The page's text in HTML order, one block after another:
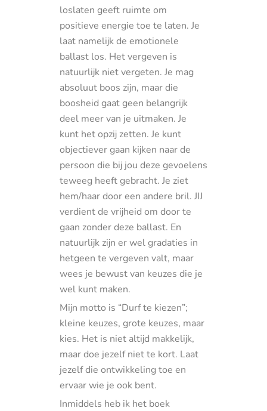
loslaten geeft ruimte om
positieve energie toe te laten. Je
laat namelijk de emotionele
ballast los. Het vergeven is
natuurlijk niet vergeten. Je mag
absoluut boos zijn, maar die
boosheid gaat geen belangrijk
deel meer van je uitmaken. Je
kunt het opzij zetten. Je kunt
objectiever gaan kijken naar de
persoon die bij jou deze gevoelens
teweeg heeft gebracht. Je ziet
hem/haar door een andere bril. JIJ
verdient de vrijheid om door te
gaan zonder deze ballast. En
natuurlijk zijn er wel gradaties in
hetgeen te vergeven valt, maar
wees je bewust van keuzes die je
wel kunt maken.
Mijn motto is “Durf te kiezen”;
kleine keuzes, grote keuzes, maar
kies. Het is niet altijd makkelijk,
maar doe jezelf niet te kort. Laat
jezelf die ontwikkeling toe en
ervaar wie je ook bent.
Inmiddels heb ik het boek